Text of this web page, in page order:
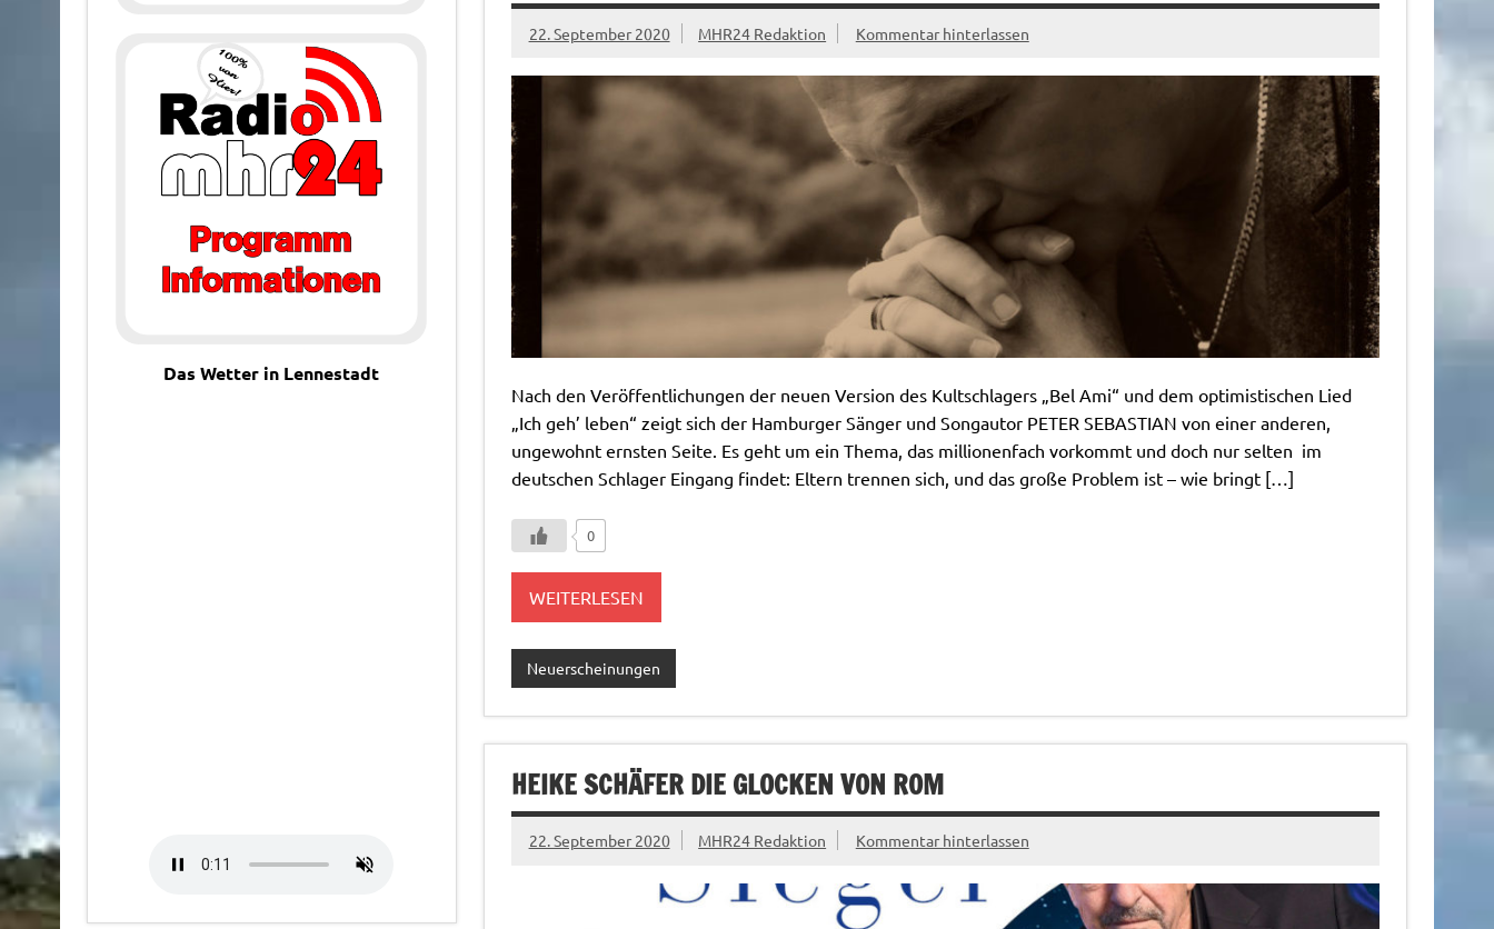
22. September 2020 MHR24 Redaktion Kommentar hinterlassen
Nach den Veröffentlichungen der neuen Version des Kultschlagers „Bel Ami“ und dem optimistischen Lied
„Ich geh’ leben“ zeigt sich der Hamburger Sänger und Songautor PETER SEBASTIAN von einer anderen,
ungewohnt ernsten Seite. Es geht um ein Thema, das millionenfach vorkommt und doch nur selten im
deutschen Schlager Eingang findet: Eltern trennen sich, und das große Problem ist – wie bringt […]
0
WEITERLESEN
Neuerscheinungen
HEIKE SCHÄFER DIE GLOCKEN VON ROM
22. September 2020 MHR24 Redaktion Kommentar hinterlassen
Das Wetter in Lennestadt